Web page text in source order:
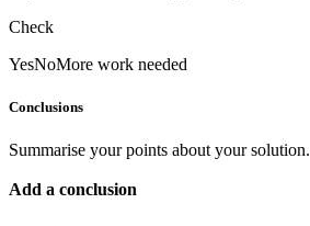
Check
YesNoMore work needed
Conclusions
Summarise your points about your solution.
Add a conclusion